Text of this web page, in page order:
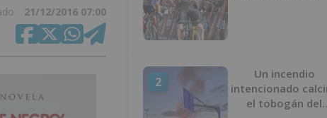
21/12/2016 07:00
2
Un incendio
intencionado
el tobogán del